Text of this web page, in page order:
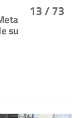
13/ 73
su